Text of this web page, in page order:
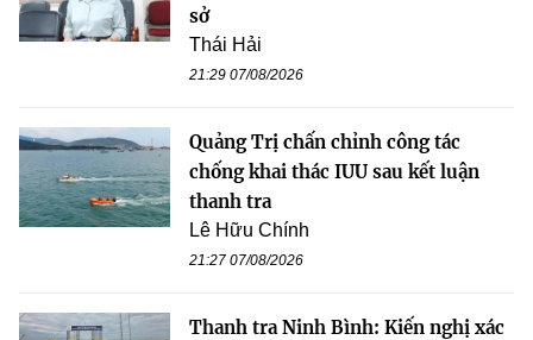
sở
Thái Hải
21:29 07/08/2026
Quảng Trị chấn chỉnh công tác
chống khai thác IUU sau kết luận
thanh tra
Lê Hữu Chính
21:27 07/08/2026
Thanh tra Ninh Bình: Kiến nghị xác